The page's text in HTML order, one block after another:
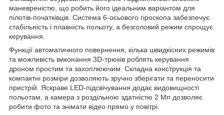
маневреністю, що робить його ідеальним варіантом для
пілотів-початківців. Система 6-осьового гіроскопа забезпечує
стабільність і плавність польоту, а безголовий режим спрощує
керування.
Функції автоматичного повернення, кілька швидкісних режимів
та можливість виконання 3D-трюків роблять керування
дроном простим та захоплюючим. Складна конструкція та
компактні розміри дозволяють зручно зберігати та переносити
пристрій. Яскраве LED-підсвічування додає видовищності
польотам, а камера з роздільною здатністю 2 Мп дозволяє
робити фото та знімати відео прямо у повітрі.